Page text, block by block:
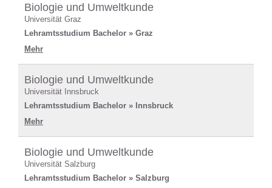
Biologie und Umweltkunde
Universität Graz
Lehramtsstudium Bachelor » Graz
Mehr
Biologie und Umweltkunde
Universität Innsbruck
Lehramtsstudium Bachelor » Innsbruck
Mehr
Biologie und Umweltkunde
Universität Salzburg
Lehramtsstudium Bachelor » Salzburg